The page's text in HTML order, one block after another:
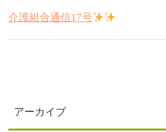
介護組合通信17号
アーカイブ